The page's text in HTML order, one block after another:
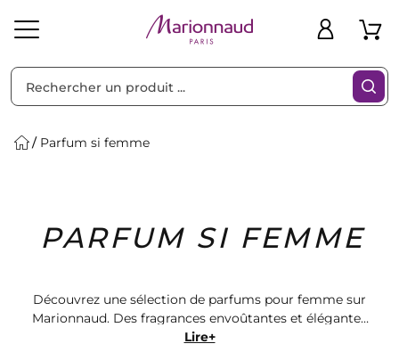
Solaire Homme Marques Idées
Cadeaux
Bons
Plans
Parfum si femme
PARFUM SI FEMME
Découvrez une sélection de parfums pour femme sur
Marionnaud. Des fragrances envoûtantes et élégantes
pour toutes les occasions. Trouvez le parfum qui vous
Lire+
Filtres